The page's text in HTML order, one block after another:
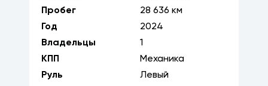
Пробег
28 636 км
Год
2024
Владельцы
1
КПП
Механика
Руль
Левый